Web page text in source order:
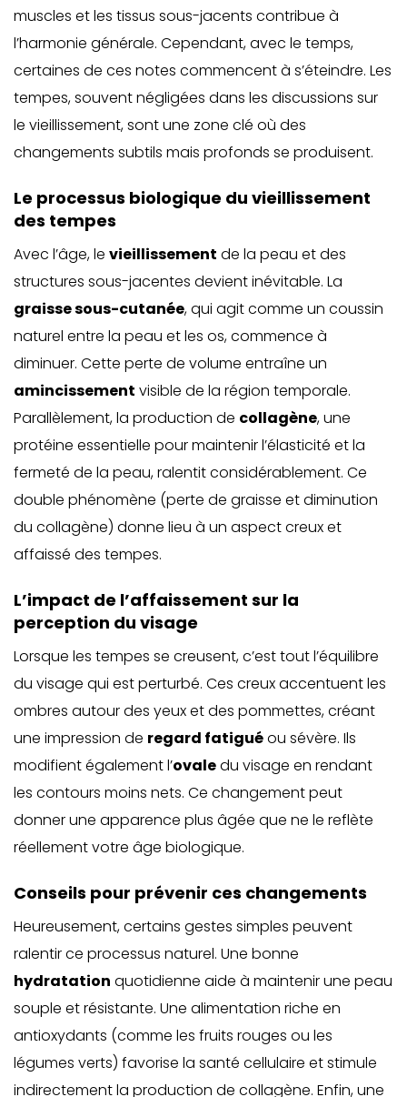
muscles et les tissus sous-jacents contribue à
l’harmonie générale. Cependant, avec le temps,
certaines de ces notes commencent à s’éteindre. Les
tempes, souvent négligées dans les discussions sur
le vieillissement, sont une zone clé où des
changements subtils mais profonds se produisent.
Le processus biologique du vieillissement
des tempes
Avec l’âge, le vieillissement de la peau et des
structures sous-jacentes devient inévitable. La
graisse sous-cutanée, qui agit comme un coussin
naturel entre la peau et les os, commence à
diminuer. Cette perte de volume entraîne un
amincissement visible de la région temporale.
Parallèlement, la production de collagène, une
protéine essentielle pour maintenir l’élasticité et la
fermeté de la peau, ralentit considérablement. Ce
double phénomène (perte de graisse et diminution
du collagène) donne lieu à un aspect creux et
affaissé des tempes.
L’impact de l’affaissement sur la
perception du visage
Lorsque les tempes se creusent, c’est tout l’équilibre
du visage qui est perturbé. Ces creux accentuent les
ombres autour des yeux et des pommettes, créant
une impression de regard fatiguéou sévère. Ils
modifient également l’ovaledu visage en rendant
les contours moins nets. Ce changement peut
donner une apparence plus âgée que ne le reflète
réellement votre âge biologique.
Conseils pour prévenir ces changements
Heureusement, certains gestes simples peuvent
ralentir ce processus naturel. Une bonne
hydratation quotidienne aide à maintenir une peau
souple et résistante. Une alimentation riche en
antioxydants (comme les fruits rouges ou les
légumes verts) favorise la santé cellulaire et stimule
indirectement la production de collagène. Enfin, une